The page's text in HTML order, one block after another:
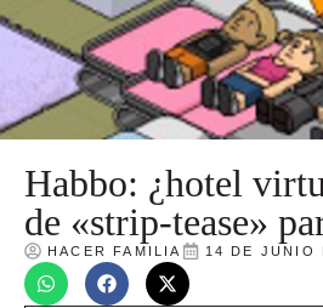
Habbo: ¿hotel
de «strip-tease»
HACER FAMILIA 14 DE JUNIO